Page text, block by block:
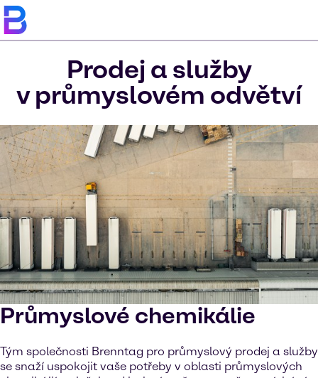
Prodej a služby
v průmyslovém odvětví
Průmyslové chemikálie
Tým společnosti Brenntag pro průmyslový prodej a služby
se snaží uspokojit vaše potřeby v oblasti průmyslových